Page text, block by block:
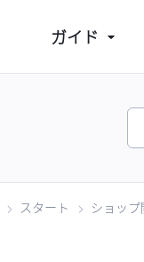
ガイド
スタート ショッ